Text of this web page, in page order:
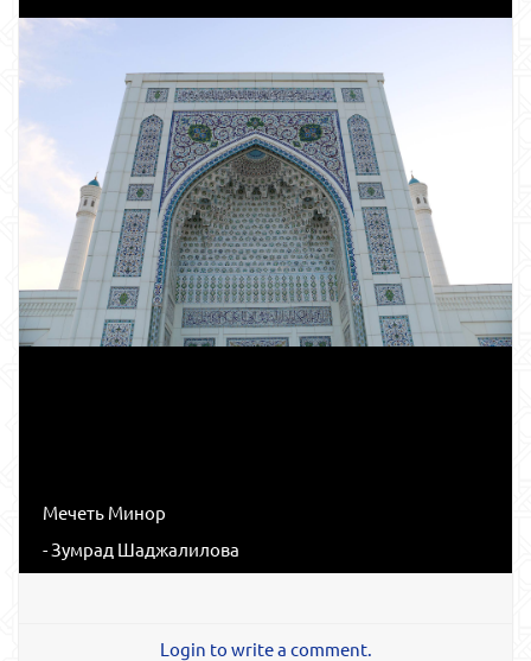
Мечеть Минор
- Зумрад Шаджалилова
Login to write a comment.